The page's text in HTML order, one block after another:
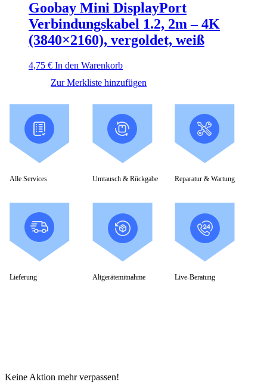
Goobay Mini DisplayPort
Verbindungskabel 1.2, 2m – 4K
(3840×2160), vergoldet, weiß
4,75 € In den Warenkorb
Zur Merkliste hinzufügen
Alle Services Umtausch & Rückgabe Reparatur & Wartung
Lieferung Altgerätemitnahme Live-Beratung
Keine Aktion mehr verpassen!